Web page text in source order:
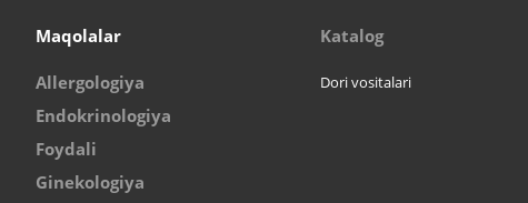
Maqolalar
Allergologiya
Endokrinologiya
Foydali
Ginekologiya
Katalog
Dori vositalari